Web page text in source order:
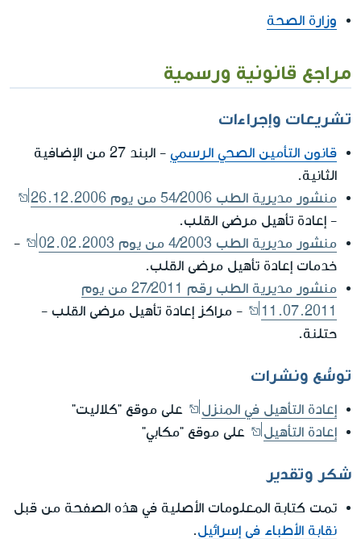
وزارة الصحة
مراجع قانونية ورسمية
تشريعات وإجراءات
قانون التأمين الصحي الرسمي
- البند 27 من الإضافية
الثانية.
منشور مديرية الطب 54/2006 من يوم 26.12.2006
- إعادة تأهيل مرضى القلب.
منشور مديرية الطب 4/2003 من يوم 02.02.2003
-
خدمات إعادة تأهيل مرضى القلب.
منشور مديرية الطب رقم 27/2011 من يوم
11.07.2011
- مراكز إعادة تأهيل مرضى القلب -
حتلنة.
توسُّع ونشرات
إعادة التأهيل في المنزل
على موقع "كلاليت"
إعادة التأهيل
على موقع "مكابي"
شكر وتقدير
تمت كتابة المعلومات الأصلية في هذه الصفحة من قبل
نقابة الأطباء في إسرائيل.